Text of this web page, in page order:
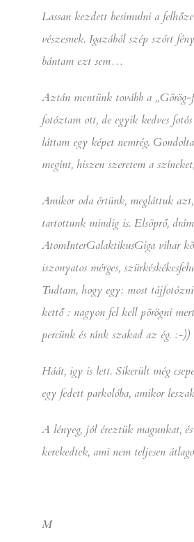
Lassan kezdett besimulni a
vészesnek. Igazából szép szórt
bántam ezt sem…
Aztán mentünk tovább a „Görög-
fotóztam ott, de egyik kedves
láttam egy képet nemrég.
megint, hiszen szeretem a
Amikor oda értünk, megláttuk
tartottunk mindig is. Elsöprő,
AtomInterGalaktikusGiga vihar
iszonyatos mérges,
Tudtam, hogy egy: most
kettő : nagyon fel kell pörögni
percünk és ránk szakad az ég. :-))
Háát, igy is lett. Sikerült még
egy fedett parkolóba, amikor
A lényeg, jól éreztük magunkat,
kerekedtek, ami nem teljesen
M